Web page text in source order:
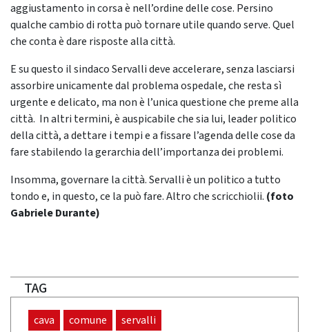
aggiustamento in corsa è nell’ordine delle cose. Persino
qualche cambio di rotta può tornare utile quando serve. Quel
che conta è dare risposte alla città.
E su questo il sindaco Servalli deve accelerare, senza lasciarsi
assorbire unicamente dal problema ospedale, che resta sì
urgente e delicato, ma non è l’unica questione che preme alla
città. In altri termini, è auspicabile che sia lui, leader politico
della città, a dettare i tempi e a fissare l’agenda delle cose da
fare stabilendo la gerarchia dell’importanza dei problemi.
Insomma, governare la città. Servalli è un politico a tutto
tondo e, in questo, ce la può fare. Altro che scricchiolii. (foto
Gabriele Durante)
TAG
cava comune servalli